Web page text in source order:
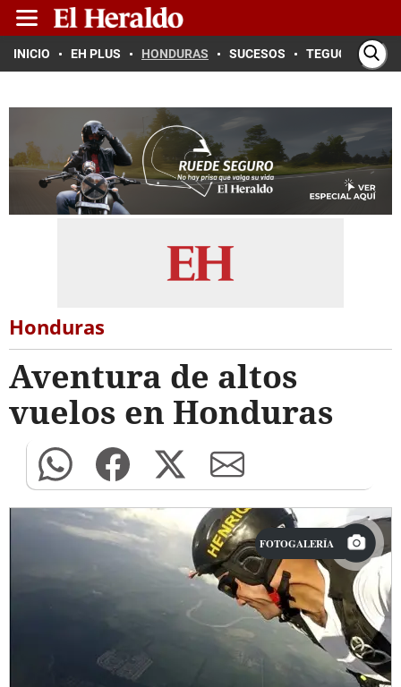
INICIO EH PLUS HONDURAS SUCESOS TEGUCIGALPA
Honduras
Aventura de altos
vuelos en Honduras
FOTOGALERÍA